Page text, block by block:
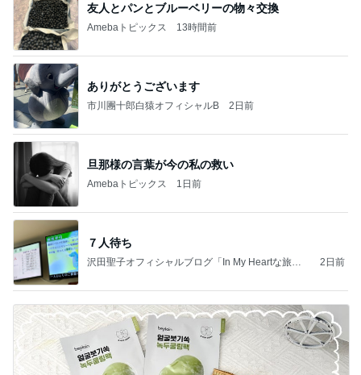
友人とパンとブルーベリーの物々交換
Amebaトピックス 13時間前
ありがとうございます
市川團十郎白猿オフィシャルB 2日前
旦那様の言葉が今の私の救い
Amebaトピックス 1日前
７人待ち
沢田聖子オフィシャルブログ「In My Heartな旅日
2日前